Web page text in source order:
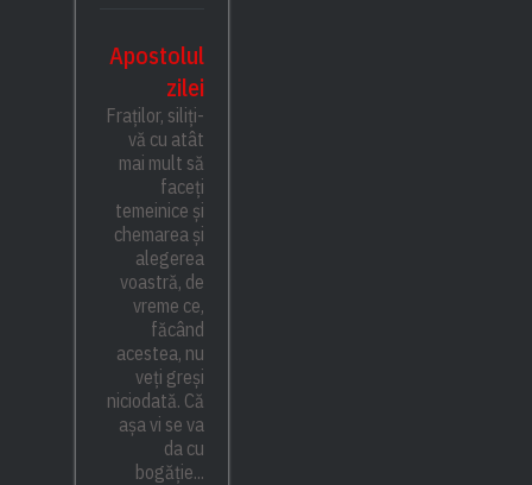
Apostolul
zilei
Fraților, siliți-
vă cu atât
mai mult să
faceți
temeinice și
chemarea și
alegerea
voastră, de
vreme ce,
făcând
acestea, nu
veți greși
niciodată. Că
așa vi se va
da cu
bogăție...